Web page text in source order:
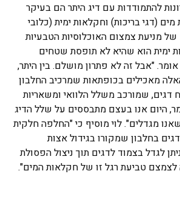
להתמודדות עם דיג היתר הם בעיקר
(דגי בריכות) וחקלאות ימית (כלובי
מניעת צמצום האוכלוסיות הטבעיות
ימית הוא שהיא לא תופסת שטחים
"אבל זה לא פתרון מושלם. בין היתר,
מאכילים בכופתאות שמרכיב החלבון
שמורכב משלל הלוואי ומשאריות
היום אנו בעצם מתבססים על שלל הדיג
מגדלים". לוי מוסיף כי "החלפה חלקית
בחלבון שמקורו בגידול אצות
לגדל בצמוד לדגים תוך ניצול הפסולת
לצמצם טביעת רגל זו של חקלאות המים".